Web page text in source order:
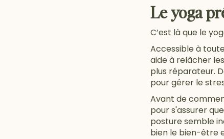
Le yoga
C’est là que le
Accessible à
aide à relâcher
plus réparateur.
pour gérer le
Avant de
pour s'assurer
posture semble
bien le bien-être